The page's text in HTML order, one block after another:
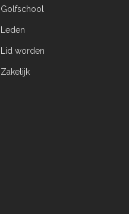
Golfschool
Leden
Lid worden
Zakelijk